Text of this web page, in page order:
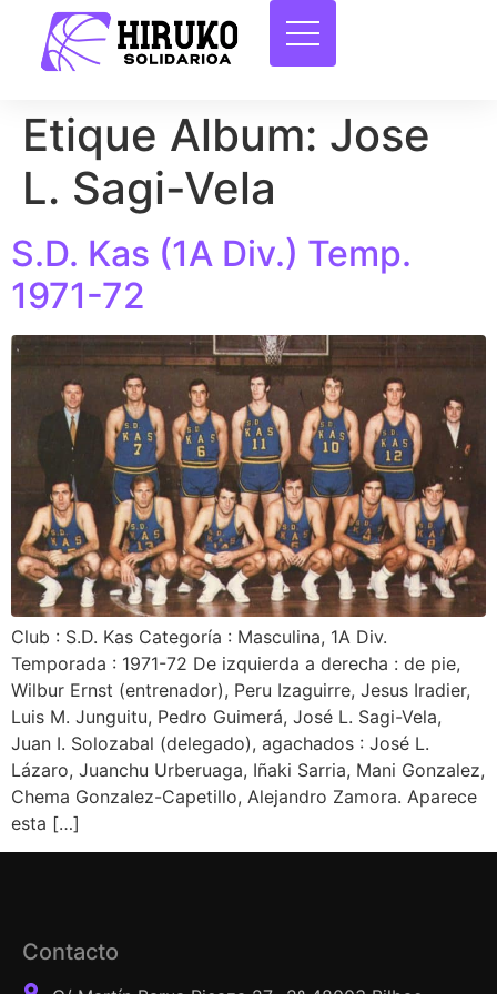
Etique Album: Jose
L. Sagi-Vela
S.D. Kas (1A Div.) Temp.
1971-72
Club : S.D. Kas Categoría : Masculina, 1A Div.
Temporada : 1971-72 De izquierda a derecha : de pie,
Wilbur Ernst (entrenador), Peru Izaguirre, Jesus Iradier,
Luis M. Junguitu, Pedro Guimerá, José L. Sagi-Vela,
Juan I. Solozabal (delegado), agachados : José L.
Lázaro, Juanchu Urberuaga, Iñaki Sarria, Mani Gonzalez,
Chema Gonzalez-Capetillo, Alejandro Zamora. Aparece
esta […]
Contacto